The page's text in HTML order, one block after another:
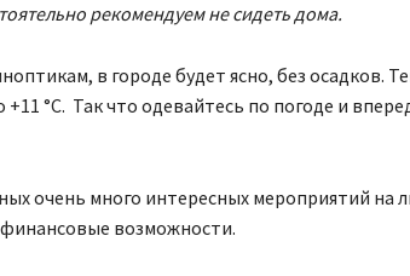
рекомендуем не сидеть дома.
в городе будет ясно, без осадков.
+11 °С. Так что одевайтесь по погоде и
очень много интересных мероприятий на
возможности.